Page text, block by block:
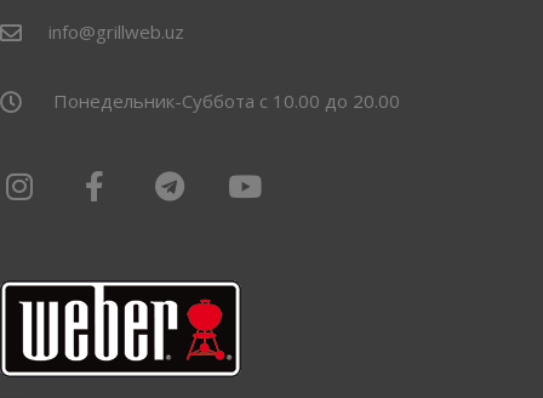
info@grillweb.uz
Понедельник-Суббота с 10.00 до 20.00